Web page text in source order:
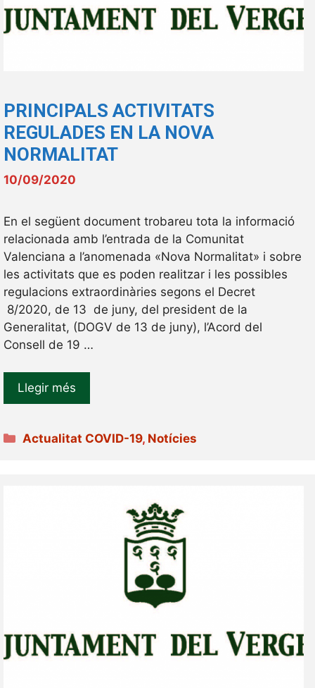
PRINCIPALS ACTIVITATS
REGULADES EN LA NOVA
NORMALITAT
10/09/2020
En el següent document trobareu tota la informació
relacionada amb l’entrada de la Comunitat
Valenciana a l’anomenada «Nova Normalitat» i sobre
les activitats que es poden realitzar i les possibles
regulacions extraordinàries segons el Decret
8/2020, de 13 de juny, del president de la
Generalitat, (DOGV de 13 de juny), l’Acord del
Consell de 19 …
Llegir més
Categories
Actualitat COVID-19, Notícies